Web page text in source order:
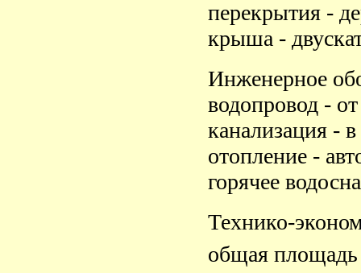
перекрытия -
крыша -
Инженерное
водопровод -
канализация -
отопление -
горячее
Технико-
общая площадь